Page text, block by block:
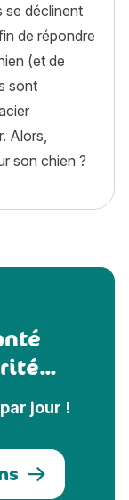
se déclinent
de répondre
(et de
sont
Alors,
son chien ?
jour !